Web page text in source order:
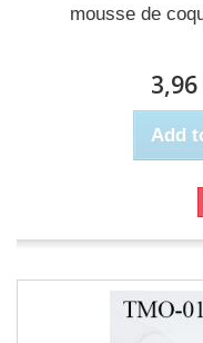
mousse de
3,96
Add